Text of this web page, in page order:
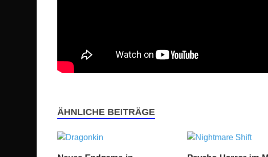
ÄHNLICHE BEITRÄGE